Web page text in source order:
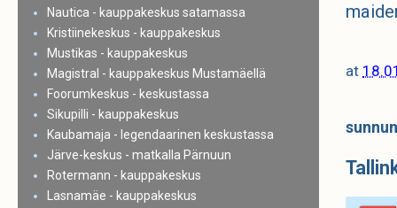
at
Nautica - kauppakeskus satamassa
Kristiinekeskus - kauppakeskus
Mustikas - kauppakeskus
Magistral - kauppakeskus Mustamäellä
Foorumkeskus - keskustassa
Sikupilli - kauppakeskus
Kaubamaja - legendaarinen keskustassa
Järve-keskus - matkalla Pärnuun
Rotermann - kauppakeskus
Lasnamäe - kauppakeskus